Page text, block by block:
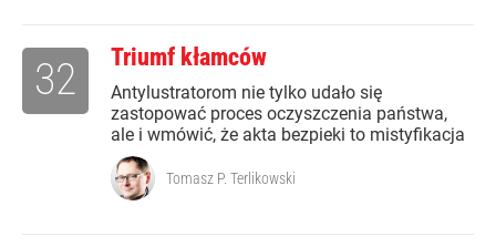
Triumf kłamców
Antylustratorom nie tylko udało się
zastopować proces oczyszczenia państwa,
ale i wmówić, że akta bezpieki to mistyfikacja
32
Tomasz P. Terlikowski